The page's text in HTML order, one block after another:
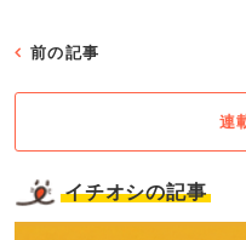
前の記事
連
イチオシの記事